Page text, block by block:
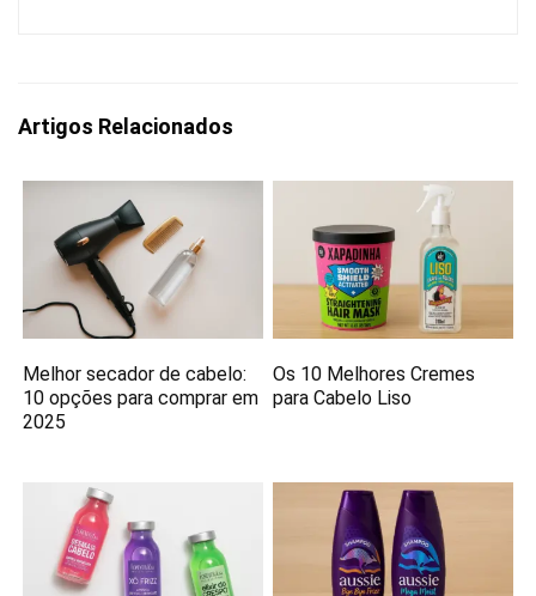
Artigos Relacionados
Melhor secador de cabelo:
10 opções para comprar em
2025
Os 10 Melhores Cremes
para Cabelo Liso